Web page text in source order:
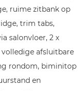
ruime zitbank op
trim tabs,
salonvloer, 2 x
afsluitbare
rondom, biminitop
en